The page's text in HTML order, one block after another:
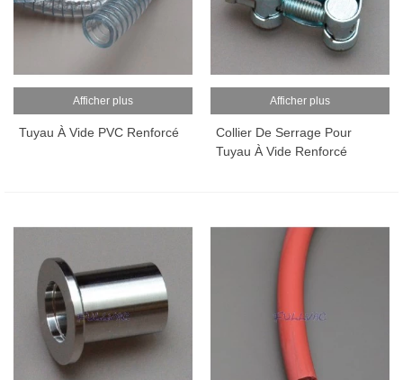
Afficher plus
Tuyau À Vide PVC Renforcé
Afficher plus
Collier De Serrage Pour
Tuyau À Vide Renforcé